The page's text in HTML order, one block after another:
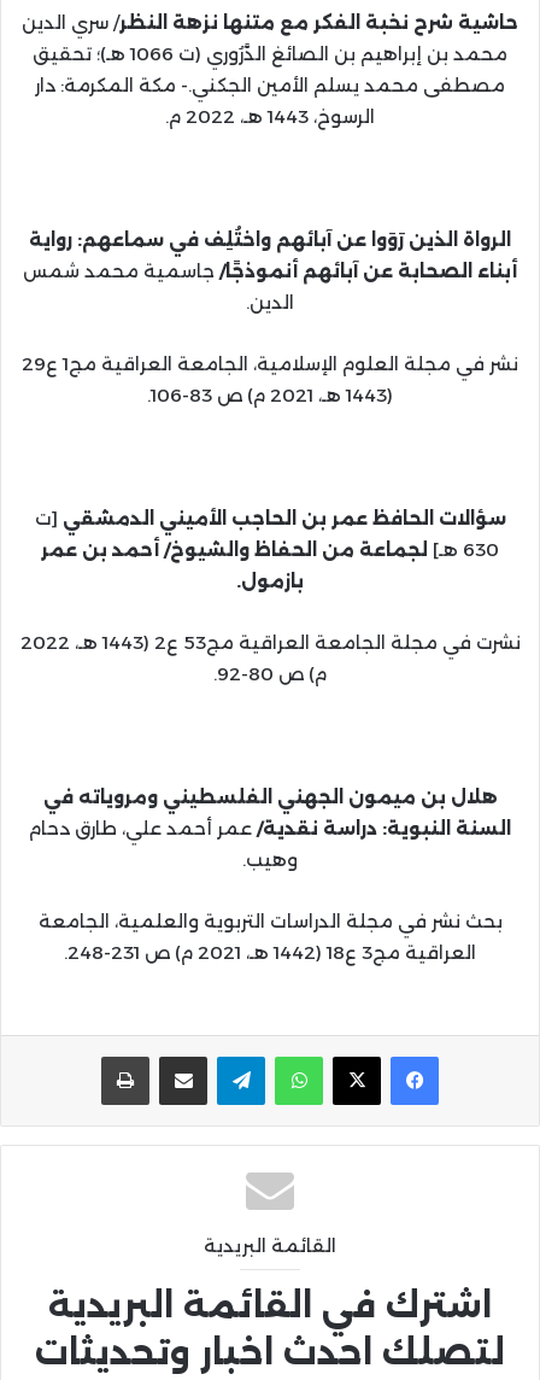
حاشية شرح نخبة الفكر مع متنها نزهة النظر/ سري الدين
محمد بن إبراهيم بن الصائغ الدَّرُوري (ت 1066 هـ)؛ تحقيق
مصطفى محمد يسلم الأمين الجكني.- مكة المكرمة: دار
الرسوخ، 1443 هـ، 2022 م.
الرواة الذين رَوَوا عن آبائهم واختُلِف في سماعهم: رواية
أبناء الصحابة عن آبائهم أنموذجًا/ جاسمية محمد شمس
الدين.
نشر في مجلة العلوم الإسلامية، الجامعة العراقية مج1 ع29
(1443 هـ، 2021 م) ص 83-106.
سؤالات الحافظ عمر بن الحاجب الأميني الدمشقي [ت
630 هـ]
لجماعة من الحفاظ والشيوخ/ أحمد بن عمر
بازمول.
نشرت في مجلة الجامعة العراقية مج53 ع2 (1443 هـ، 2022
م) ص 80-92.
هلال بن ميمون الجهني الفلسطيني ومروياته في
السنة النبوية: دراسة نقدية/ عمر أحمد علي، طارق دحام
وهيب.
بحث نشر في مجلة الدراسات التربوية والعلمية، الجامعة
العراقية مج3 ع18 (1442 هـ، 2021 م) ص 231-248.
واتساب تيلقرام مشاركة عبر البريد
القائمة البريدية
اشترك في القائمة البريدية
لتصلك احدث اخبار وتحديثات